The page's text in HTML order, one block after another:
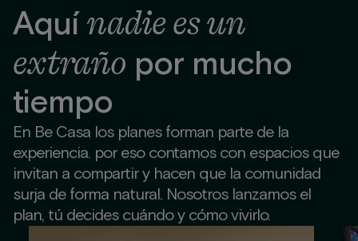
Aquínadie es un
extraño por mucho
tiempo
En Be Casa los planes forman parte de la
experiencia. por eso contamos con espacios que
invitan a compartir y hacen que la comunidad
surja de forma natural. Nosotros lanzamos el
plan, tú decides cuándo y cómo vivirlo.